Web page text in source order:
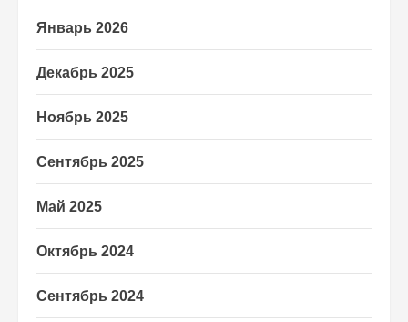
Январь 2026
Декабрь 2025
Ноябрь 2025
Сентябрь 2025
Май 2025
Октябрь 2024
Сентябрь 2024